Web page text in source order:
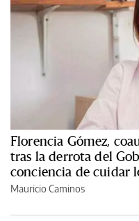
Florencia Gómez,
tras la derrota del
conciencia de cuidar
Mauricio Caminos